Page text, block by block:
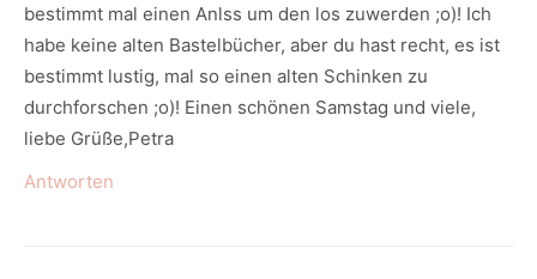
bestimmt mal einen Anlss um den los zuwerden ;o)! Ich
habe keine alten Bastelbücher, aber du hast recht, es ist
bestimmt lustig, mal so einen alten Schinken zu
durchforschen ;o)! Einen schönen Samstag und viele,
liebe Grüße,Petra
Antworten